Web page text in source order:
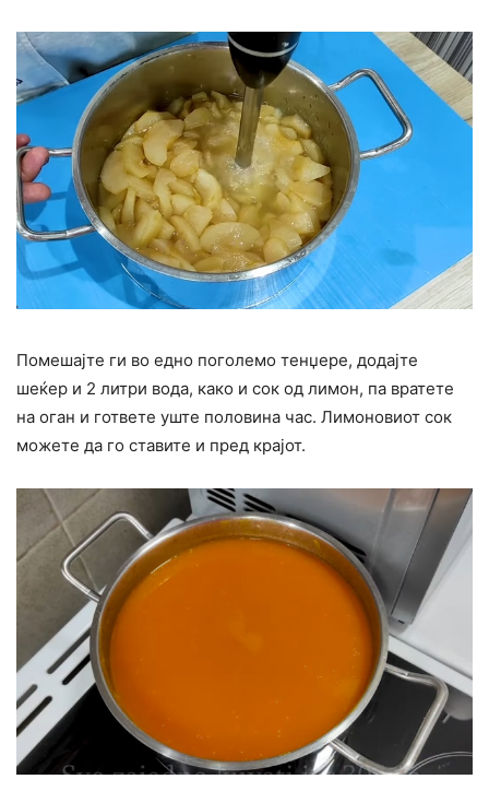
Помешајте ги во едно поголемо тенџере, додајте
шеќер и 2 литри вода, како и сок од лимон, па вратете
на оган и гответе уште половина час. Лимоновиот сок
можете да го ставите и пред крајот.